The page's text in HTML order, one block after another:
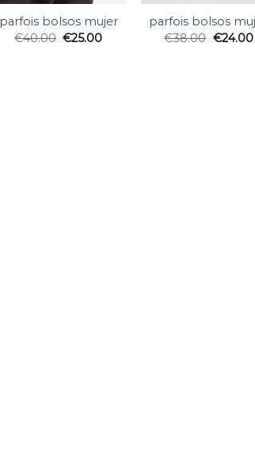
parfois bolsos mujer
€40.00 €25.00
parfois bolsos
€38.00 €24.00